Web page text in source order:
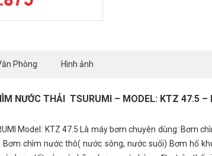
Phòng Hình ảnh
NƯỚC THẢI TSURUMI – MODEL: KTZ 47.5 –
Model: KTZ 47.5 Là máy bơm chuyên dùng: Bơm
Bơm chìm nước thô( nước sông, nước suối) Bơm hố